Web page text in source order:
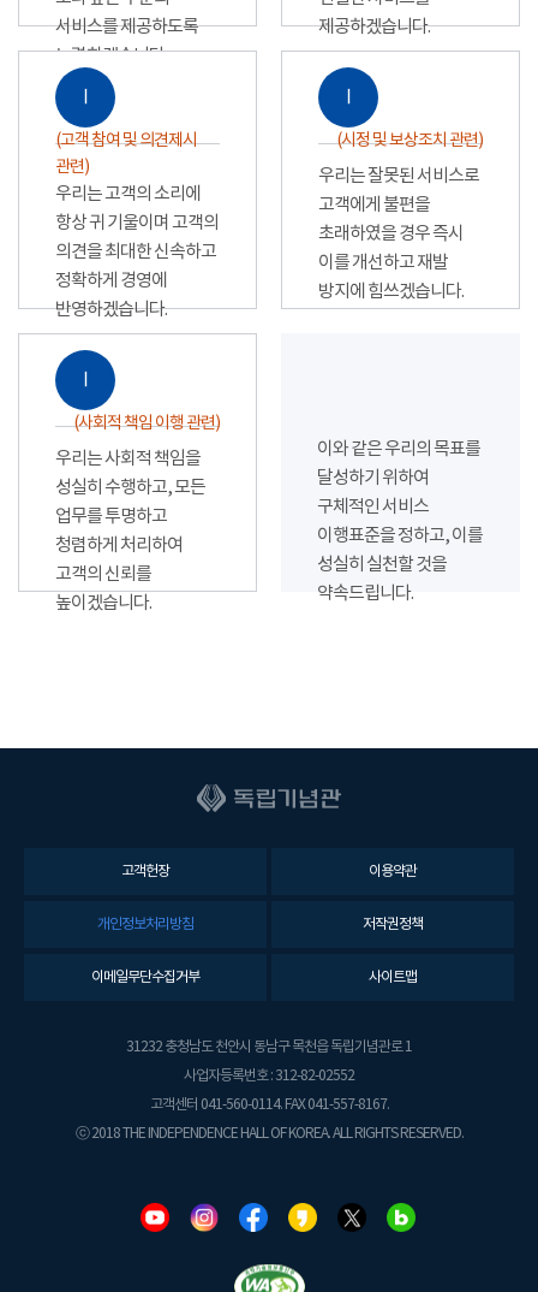
서비스를 제공하도록
노력하겠습니다.
제공하겠습니다.
Ⅰ
(고객 참여 및 의견제시
관련)
우리는 고객의 소리에
항상 귀 기울이며 고객의
의견을 최대한 신속하고
정확하게 경영에
반영하겠습니다.
Ⅰ
(시정 및 보상조치 관련)
우리는 잘못된 서비스로
고객에게 불편을
초래하였을 경우 즉시
이를 개선하고 재발
방지에 힘쓰겠습니다.
Ⅰ
(사회적 책임 이행 관련)
우리는 사회적 책임을
성실히 수행하고, 모든
업무를 투명하고
청렴하게 처리하여
고객의 신뢰를
높이겠습니다.
이와 같은 우리의 목표를
달성하기 위하여
구체적인 서비스
이행표준을 정하고, 이를
성실히 실천할 것을
약속드립니다.
고객헌장 이용약관
개인정보처리방침 저작권정책
이메일무단수집거부 사이트맵
31232 충청남도 천안시 동남구 목천읍 독립기념관로 1
사업자등록번호 : 312-82-02552
고객센터 041-560-0114. FAX 041-557-8167.
ⓒ 2018 THE INDEPENDENCE HALL OF KOREA. ALL RIGHTS RESERVED.